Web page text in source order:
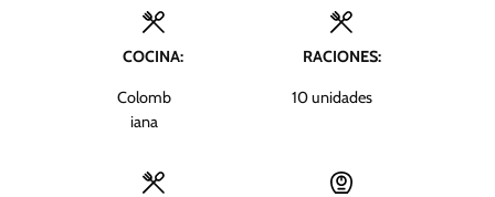
COCINA:
Colomb
iana
RACIONES:
10unidades